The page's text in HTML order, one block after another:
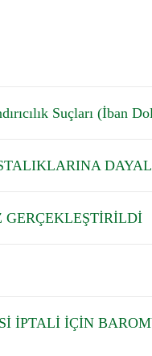
Suçları (İban
İPTALİ İÇİN